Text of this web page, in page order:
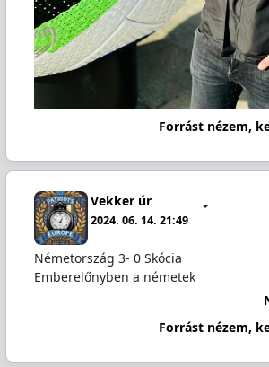
Forrást nézem,
Vekker úr
2024. 06. 14. 21:49
Németország 3- 0 Skócia
Emberelőnyben a németek
Forrást nézem,